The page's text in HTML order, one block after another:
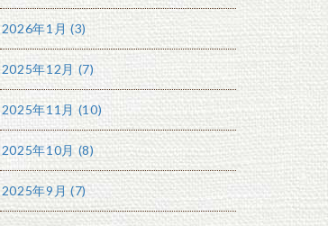
2026年1月 (3)
2025年12月 (7)
2025年11月 (10)
2025年10月 (8)
2025年9月 (7)